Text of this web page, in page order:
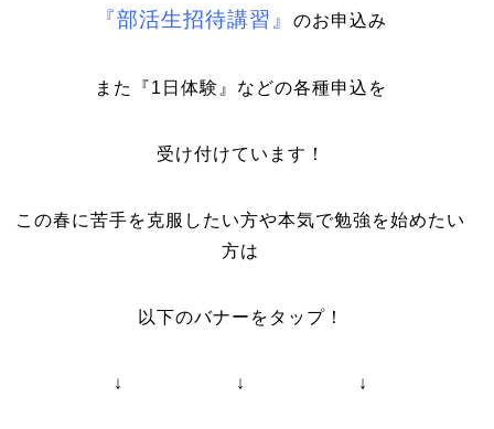
『部活生招待講習』 のお申込み
また『1日体験』などの各種申込を
受け付けています！
この春に苦手を克服したい方や本気で勉強を始めたい
方は
以下のバナーをタップ！
↓ ↓ ↓